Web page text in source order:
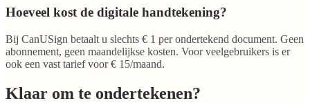
Hoeveel kost de digitale handtekening?
Bij CanUSign betaalt u slechts € 1 per ondertekend document. Geen
abonnement, geen maandelijkse kosten. Voor veelgebruikers is er
ook een vast tarief voor € 15/maand.
Klaar om te ondertekenen?